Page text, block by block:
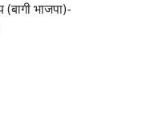
(बागी भाजपा)-